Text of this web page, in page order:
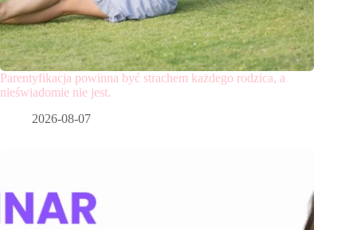
Parentyfikacja powinna być strachem każdego rodzica, a
nieświadomie nie jest.
2026-08-07